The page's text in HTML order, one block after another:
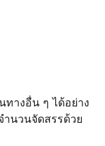
ทางอื่น ๆ ได้อย่าง
ำนวนจัดสรรด้วย